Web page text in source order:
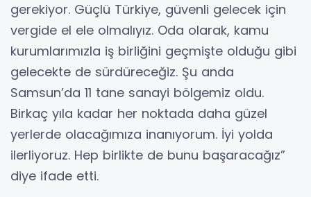
gerekiyor. Güçlü Türkiye, güvenli gelecek için
vergide el ele olmalıyız. Oda olarak, kamu
kurumlarımızla iş birliğini geçmişte olduğu gibi
gelecekte de sürdüreceğiz. Şu anda
Samsun’da 11 tane sanayi bölgemiz oldu.
Birkaç yıla kadar her noktada daha güzel
yerlerde olacağımıza inanıyorum. İyi yolda
ilerliyoruz. Hep birlikte de bunu başaracağız”
diye ifade etti.